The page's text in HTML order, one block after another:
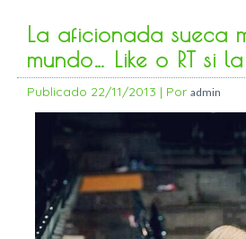
La aficionada sueca
mundo… Like o RT si
Publicado 22/11/2013 | Por admin